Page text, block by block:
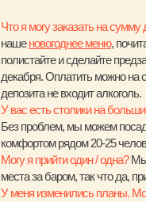
Что я могу заказать на сумму
нашеновогоднее меню,
полистайте и сделайте
декабря. Оплатить можно на
депозита не входит алкоголь.
У вас есть столики на
Без проблем, мы можем
комфортом рядом 20-25
Могу я прийти один / одна?Мы
места за баром, так что да,
У меня изменились планы.